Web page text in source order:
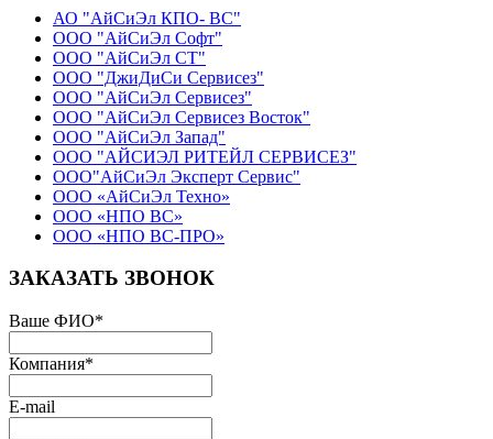
АО "АйСиЭл КПО- ВС"
ООО "АйСиЭл Софт"
ООО "АйСиЭл СТ"
ООО "ДжиДиСи Сервисез"
ООО "АйСиЭл Сервисез"
ООО "АйСиЭл Сервисез Восток"
ООО "АйСиЭл Запад"
ООО "АЙСИЭЛ РИТЕЙЛ СЕРВИСЕЗ"
ООО"АйСиЭл Эксперт Сервис"
ООО «АйСиЭл Техно»
ООО «НПО ВС»
ООО «НПО ВС-ПРО»
ЗАКАЗАТЬ ЗВОНОК
Ваше ФИО*
Компания*
E-mail